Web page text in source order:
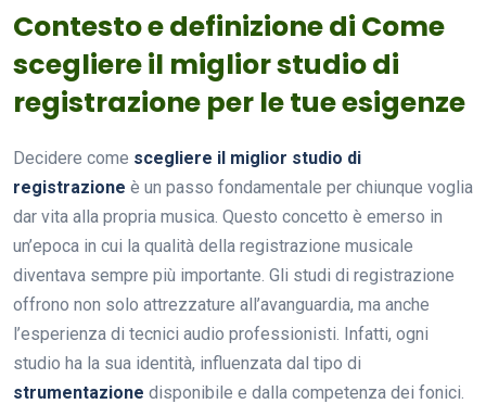
Contesto e definizione di Come
scegliere il miglior studio di
registrazione per le tue esigenze
Decidere come scegliere il miglior studio di
registrazione è un passo fondamentale per chiunque voglia
dar vita alla propria musica. Questo concetto è emerso in
un’epoca in cui la qualità della registrazione musicale
diventava sempre più importante. Gli studi di registrazione
offrono non solo attrezzature all’avanguardia, ma anche
l’esperienza di tecnici audio professionisti. Infatti, ogni
studio ha la sua identità, influenzata dal tipo di
strumentazione disponibile e dalla competenza dei fonici.